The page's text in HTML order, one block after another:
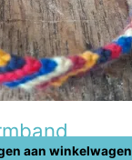
aan winkelwagen